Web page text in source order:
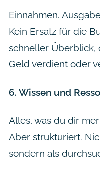
Einnahmen.
Kein Ersatz für die
schneller Überblick,
Geld verdient oder
6. Wissen und
Alles, was du dir
Aber strukturiert.
sondern als